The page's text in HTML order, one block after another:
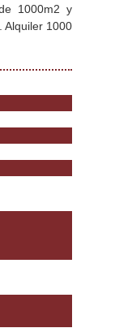
1000m2 y
Alquiler 1000